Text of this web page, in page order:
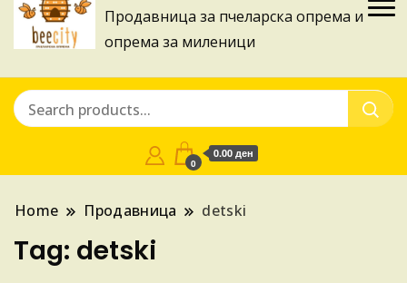
Продавница за пчеларска опрема и
опрема за миленици
0
0.00 ден
Home Продавница detski
Tag: detski